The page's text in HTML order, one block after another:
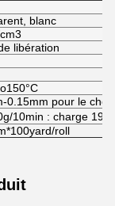
blanc
libération
0.15mm pour le choix
10min : charge
roll